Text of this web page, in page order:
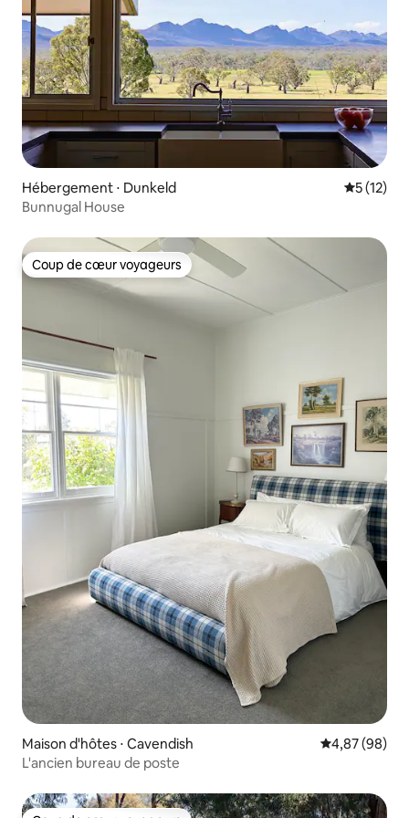
Hébergement ⋅ Dunkeld
5 (12)
Bunnugal House
Coup de cœur voyageurs
Coup de cœur voyageurs
Maison d'hôtes ⋅ Cavendish Évaluation
4,87 (98)
L'ancien bureau de poste